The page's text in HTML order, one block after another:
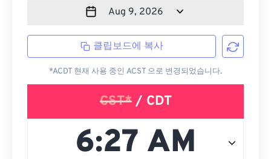
클립보드에 복사
*ACDT 현재 사용 중인 ACST 으로 변경되었습니다.
CST*/ CDT